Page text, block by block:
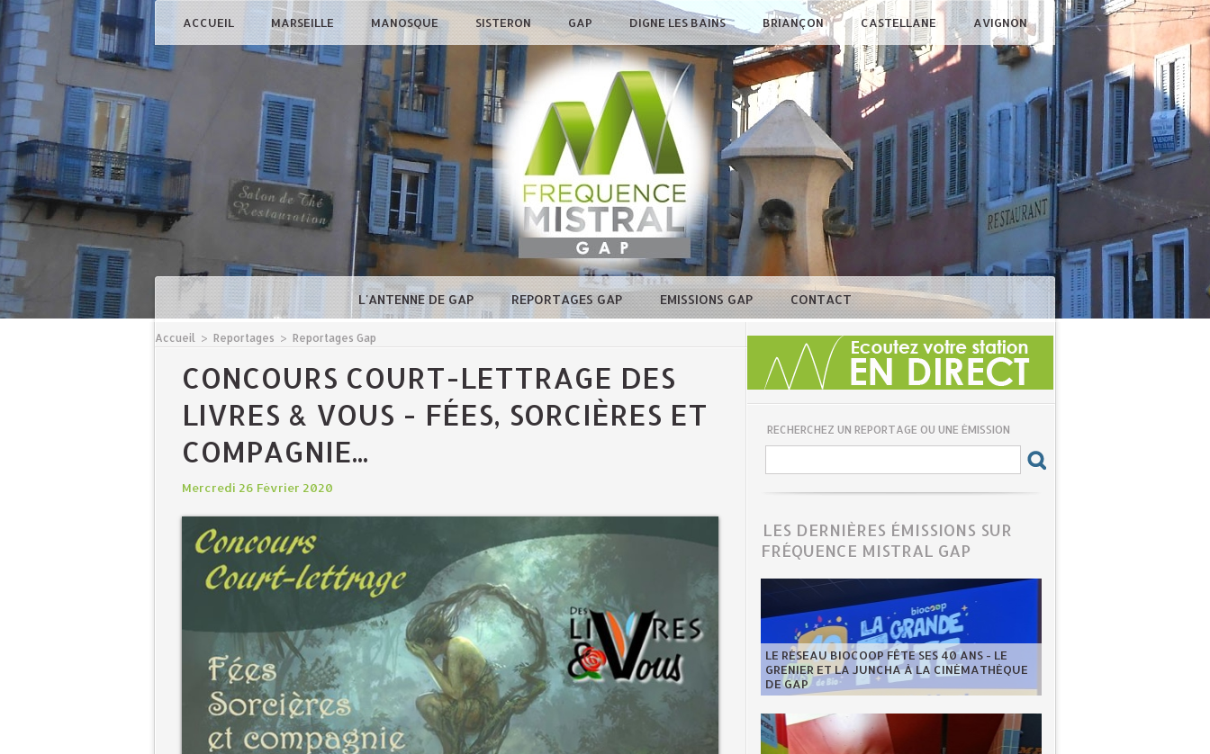
ACCUEIL MARSEILLE MANOSQUE SISTERON GAP DIGNE LES BAINS BRIANÇON CASTELLANE AVIGNON
L'ANTENNE DE GAP REPORTAGES GAP EMISSIONS GAP CONTACT
Accueil > Reportages > Reportages Gap
CONCOURS COURT-LETTRAGE DES
LIVRES & VOUS - FÉES, SORCIÈRES ET
COMPAGNIE...
Mercredi 26 Février 2020
RECHERCHEZ UN REPORTAGE OU UNE ÉMISSION
LES DERNIÈRES ÉMISSIONS SUR
FRÉQUENCE MISTRAL GAP
LE RÉSEAU BIOCOOP FÊTE SES 40 ANS - LE
GRENIER ET LA JUNCHA À LA CINÉMATHÈQUE
DE GAP